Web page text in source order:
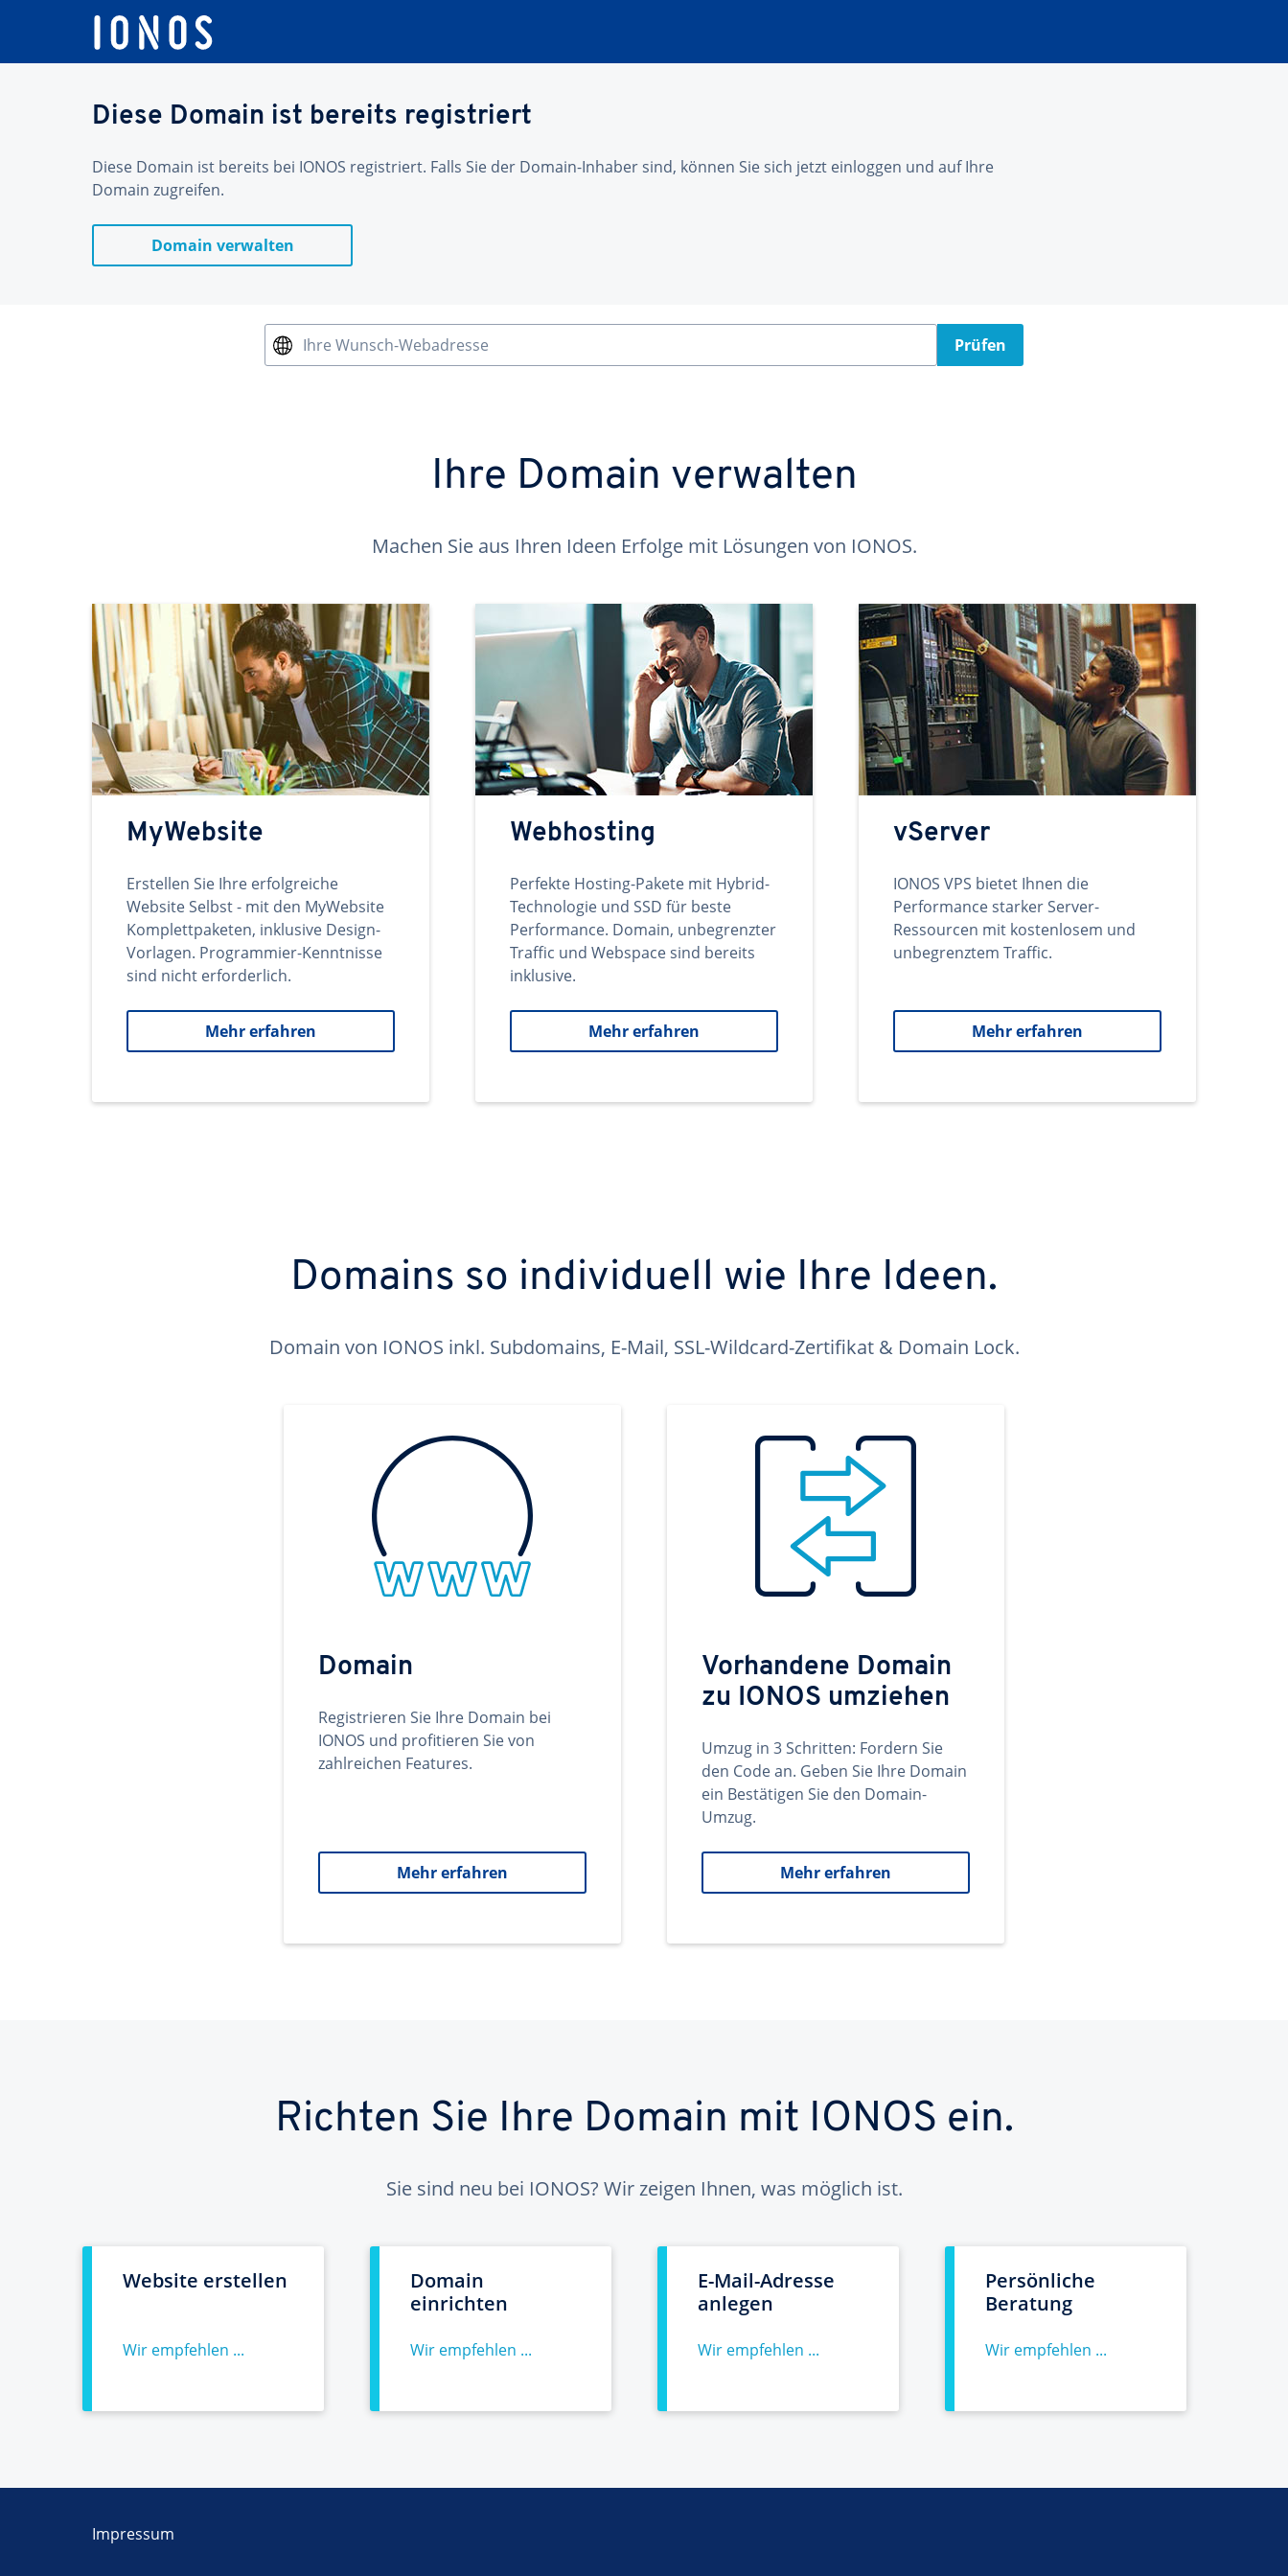
Diese Domain ist bereits registriert
Diese Domain ist bereits bei IONOS registriert. Falls Sie der Domain-Inhaber sind, können Sie sich jetzt einloggen und auf Ihre
Domain zugreifen.
Domain verwalten
Ihre Wunsch-Webadresse Prüfen
Ihre Domain verwalten
Machen Sie aus Ihren Ideen Erfolge mit Lösungen von IONOS.
MyWebsite
Erstellen Sie Ihre erfolgreiche
Website Selbst - mit den MyWebsite
Komplettpaketen, inklusive Design-
Vorlagen. Programmier-Kenntnisse
sind nicht erforderlich.
Mehr erfahren
Webhosting
Perfekte Hosting-Pakete mit Hybrid-
Technologie und SSD für beste
Performance. Domain, unbegrenzter
Traffic und Webspace sind bereits
inklusive.
Mehr erfahren
vServer
IONOS VPS bietet Ihnen die
Performance starker Server-
Ressourcen mit kostenlosem und
unbegrenztem Traffic.
Mehr erfahren
Domains so individuell wie Ihre Ideen.
Domain von IONOS inkl. Subdomains, E-Mail, SSL-Wildcard-Zertifikat & Domain Lock.
Domain
Registrieren Sie Ihre Domain bei
IONOS und profitieren Sie von
zahlreichen Features.
Mehr erfahren
Vorhandene Domain
zu IONOS umziehen
Umzug in 3 Schritten: Fordern Sie
den Code an. Geben Sie Ihre Domain
ein Bestätigen Sie den Domain-
Umzug.
Mehr erfahren
Richten Sie Ihre Domain mit IONOS ein.
Sie sind neu bei IONOS? Wir zeigen Ihnen, was möglich ist.
Website erstellen
Wir empfehlen ...
Domain
einrichten
Wir empfehlen ...
E-Mail-Adresse
anlegen
Wir empfehlen ...
Persönliche
Beratung
Wir empfehlen ...
Impressum